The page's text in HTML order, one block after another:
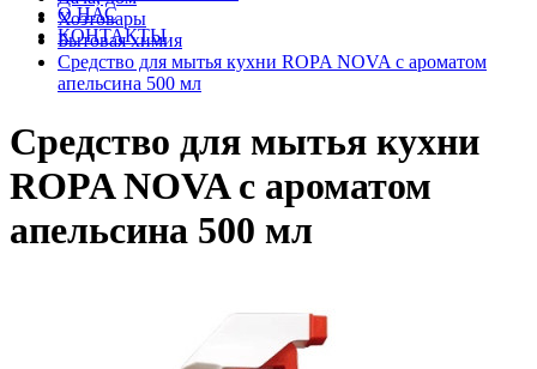
О НАС
КОНТАКТЫ
Хозтовары
Бытовая химия
Средство для мытья кухни ROPA NOVA с ароматом
апельсина 500 мл
Средство для мытья кухни
ROPA NOVA с ароматом
апельсина 500 мл